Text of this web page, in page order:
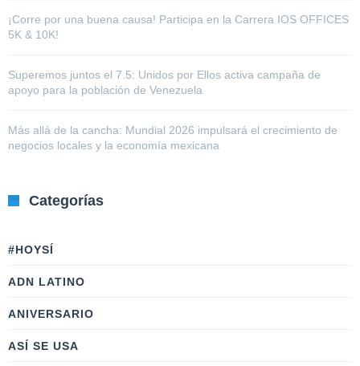
¡Corre por una buena causa! Participa en la Carrera IOS OFFICES
5K & 10K!
Superemos juntos el 7.5: Unidos por Ellos activa campaña de
apoyo para la población de Venezuela
Más allá de la cancha: Mundial 2026 impulsará el crecimiento de
negocios locales y la economía mexicana
Categorías
#HOYSÍ
ADN LATINO
ANIVERSARIO
ASÍ SE USA